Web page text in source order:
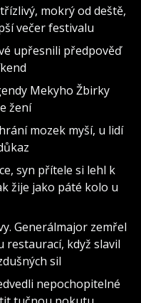
mokrý od deště,
večer festivalu
upřesnili předpověď
Mekyho Žbirky
žení
mozek myší, u lidí
syn přítele si lehl k
žije jako páté kolo u
Generálmajor zemřel
restaurací, když slavil
sil
nepochopitelné